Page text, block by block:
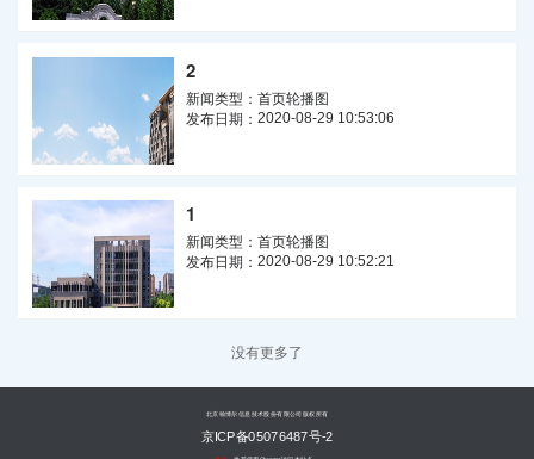
2
新闻类型：首页轮播图
发布日期：2020-08-29 10:53:06
1
新闻类型：首页轮播图
发布日期：2020-08-29 10:52:21
没有更多了
北京翰博尔信息技术股份有限公司版权所有
京ICP备05076487号-2